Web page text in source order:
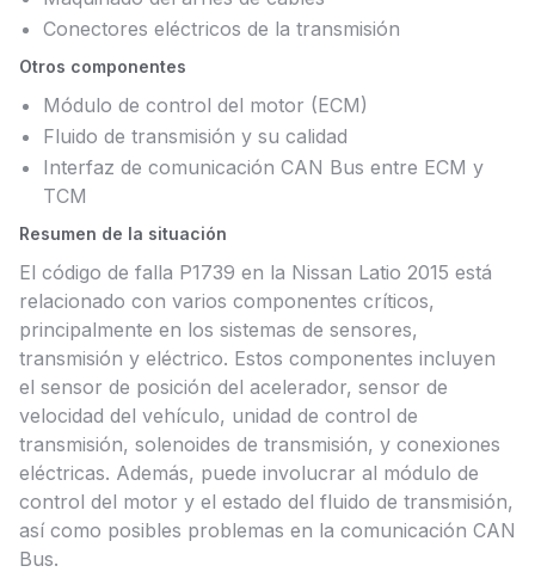
Conectores eléctricos de la transmisión
Otros componentes
Módulo de control del motor (ECM)
Fluido de transmisión y su calidad
Interfaz de comunicación CAN Bus entre ECM y
TCM
Resumen de la situación
El código de falla P1739 en la Nissan Latio 2015 está
relacionado con varios componentes críticos,
principalmente en los sistemas de sensores,
transmisión y eléctrico. Estos componentes incluyen
el sensor de posición del acelerador, sensor de
velocidad del vehículo, unidad de control de
transmisión, solenoides de transmisión, y conexiones
eléctricas. Además, puede involucrar al módulo de
control del motor y el estado del fluido de transmisión,
así como posibles problemas en la comunicación CAN
Bus.